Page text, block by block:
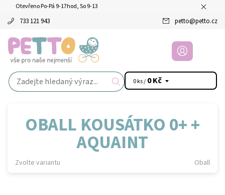
Otevřeno Po-Pá 9-17hod, So 9-13
733 121 943 petto@petto.cz
0 ks / 0 Kč
OBALL KOUSÁTKO 0+ +
AQUAINT
Zvolte variantu Oball